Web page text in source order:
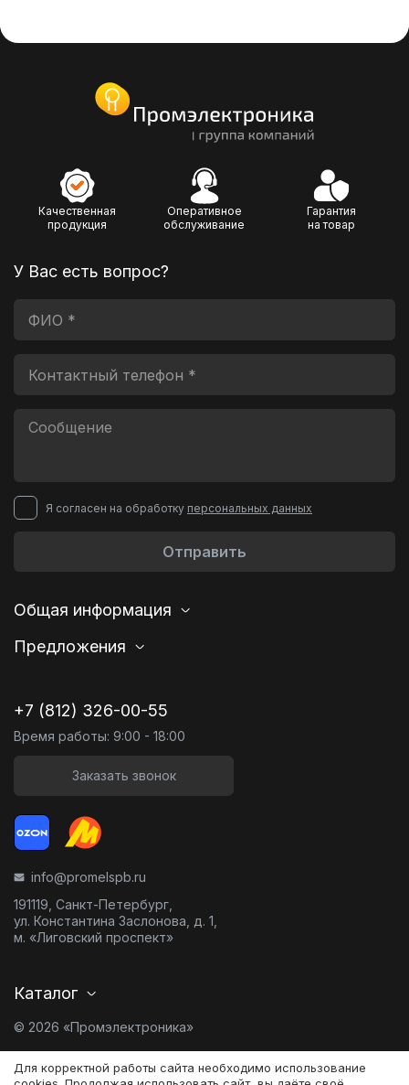
Качественная
продукция
Оперативное
обслуживание
Гарантия
на товар
У Вас есть вопрос?
Я согласен на обработку персональных данных
Отправить
Общая информация
Предложения
+7 (812) 326-00-55
Время работы: 9:00 - 18:00
Заказать звонок
info@promelspb.ru
191119, Санкт-Петербург,
ул. Константина Заслонова, д. 1,
м. «Лиговский проспект»
Каталог
© 2026 «Промэлектроника»
Карта сайта
Для корректной работы сайта необходимо использование